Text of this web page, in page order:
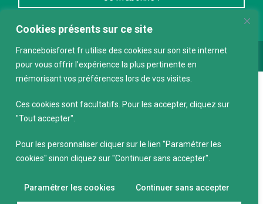
Cookies présents sur ce site
Franceboisforet.fr utilise des cookies sur son site internet
pour vous offrir l’expérience la plus pertinente en
mémorisant vos préférences lors de vos visites.
Ces cookies sont facultatifs. Pour les accepter, cliquez sur
"Tout accepter".
Pour les personnaliser cliquer sur le lien "Paramétrer les
cookies" sinon cliquez sur "Continuer sans accepter".
Paramétrer les cookies Continuer sans accepter